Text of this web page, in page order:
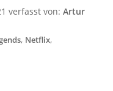
verfasst von: Artur
, Netflix,